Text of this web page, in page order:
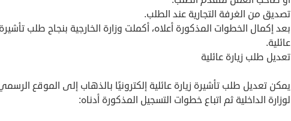
تصديق من الغرفة التجارية عند الطلب.
بعد إكمال الخطوات المذكورة أعلاه، أكملت وزارة الخارجية بنجاح طلب تأشيرة
عائلية.
تعديل طلب زيارة عائلية
يمكن تعديل طلب تأشيرة زيارة عائلية إلكترونيًا بالذهاب إلى الموقع
لوزارة الداخلية ثم اتباع خطوات التسجيل المذكورة أدناه: